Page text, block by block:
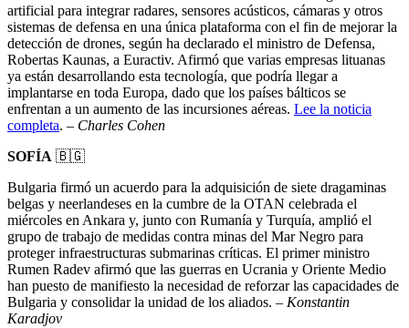
artificial para integrar radares, sensores acústicos, cámaras y otros
sistemas de defensa en una única plataforma con el fin de mejorar la
detección de drones, según ha declarado el ministro de Defensa,
Robertas Kaunas, a Euractiv. Afirmó que varias empresas lituanas
ya están desarrollando esta tecnología, que podría llegar a
implantarse en toda Europa, dado que los países bálticos se
enfrentan a un aumento de las incursiones aéreas. Lee la noticia
completa. – Charles Cohen
SOFÍA 🇧🇬
Bulgaria firmó un acuerdo para la adquisición de siete dragaminas
belgas y neerlandeses en la cumbre de la OTAN celebrada el
miércoles en Ankara y, junto con Rumanía y Turquía, amplió el
grupo de trabajo de medidas contra minas del Mar Negro para
proteger infraestructuras submarinas críticas. El primer ministro
Rumen Radev afirmó que las guerras en Ucrania y Oriente Medio
han puesto de manifiesto la necesidad de reforzar las capacidades de
Bulgaria y consolidar la unidad de los aliados. – Konstantin
Karadjov